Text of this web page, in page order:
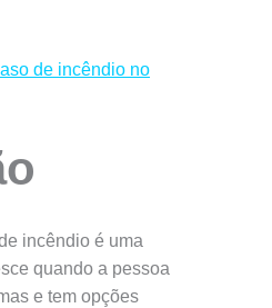
de incêndio no
incêndio é uma
quando a pessoa
e tem opções